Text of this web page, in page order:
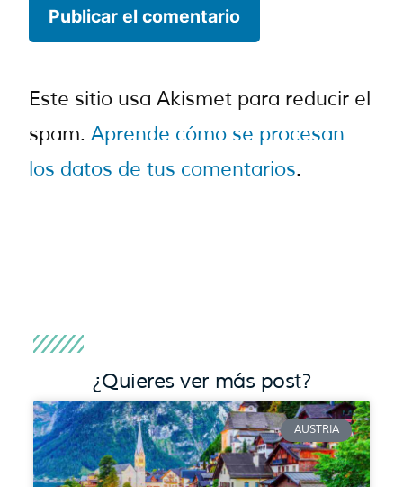
Este sitio usa Akismet para reducir el
spam. Aprende cómo se procesan
los datos de tus comentarios.
¿Quieres ver más post?
AUSTRIA